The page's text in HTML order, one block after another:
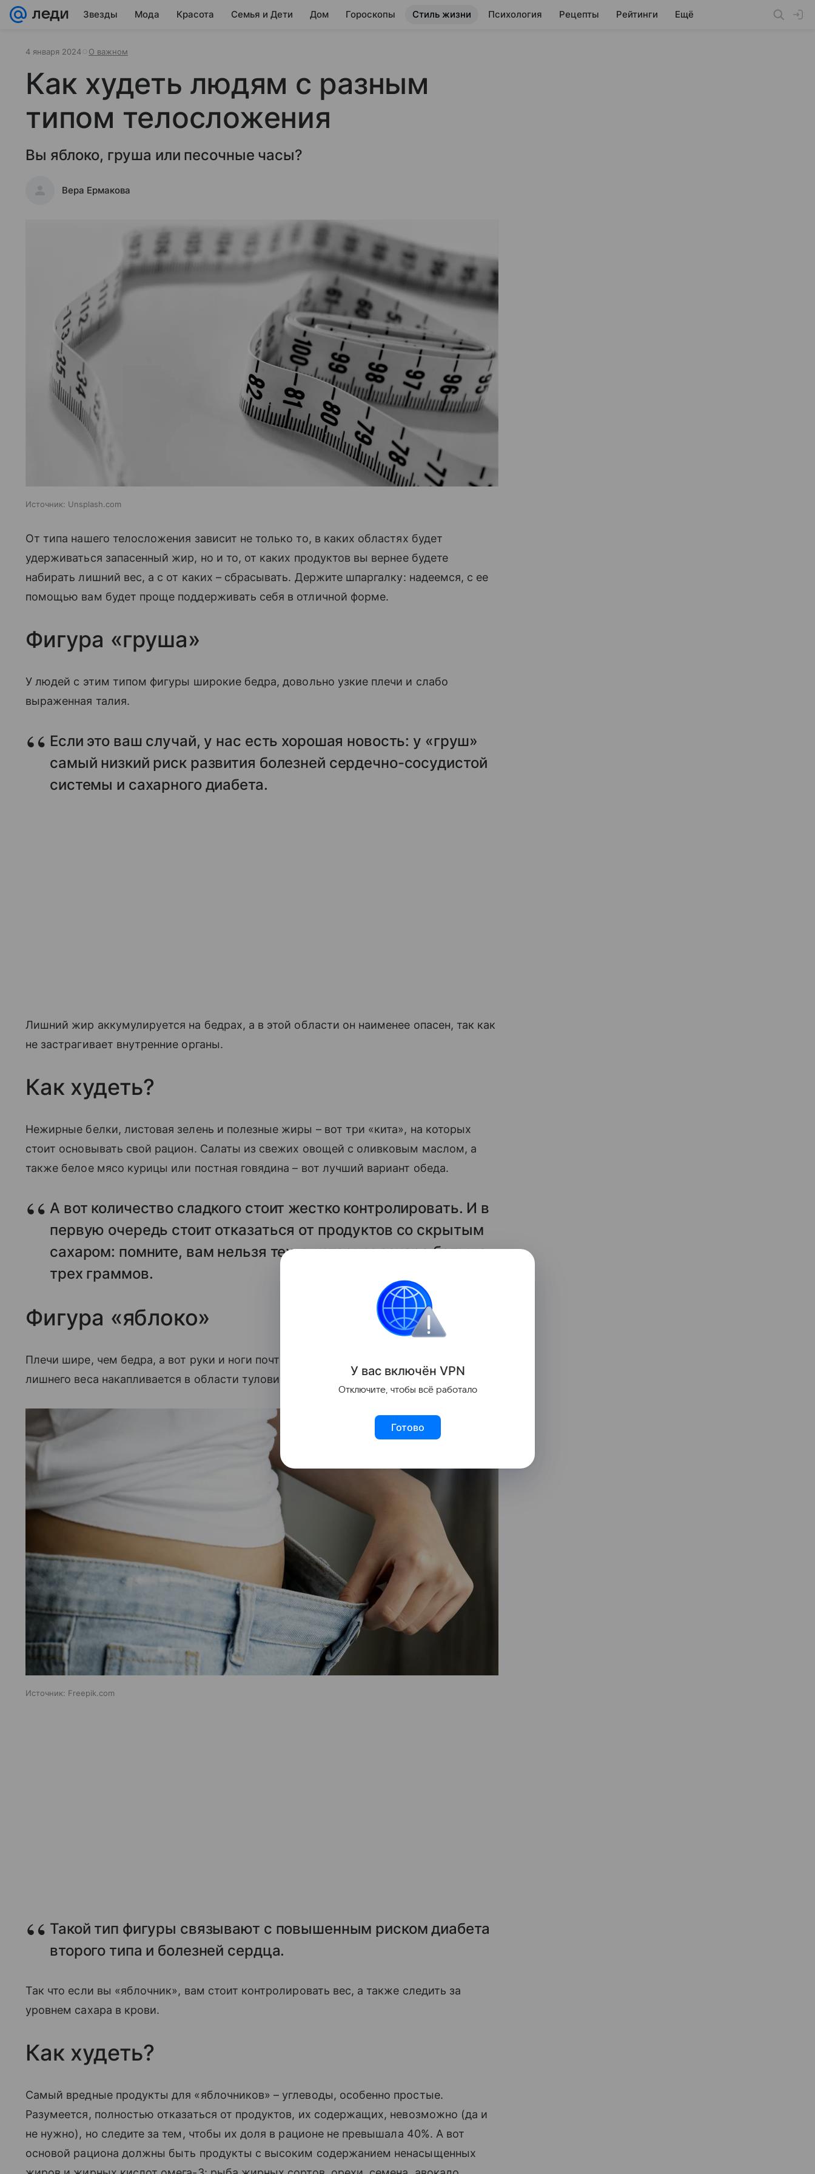
Звезды Мода Красота Семья и Дети Дом Гороскопы Стиль жизни Психология Рецепты Рейтинги Ещё
4 января 2024 О важном
Как худеть людям с разным
типом телосложения
Вы яблоко, груша или песочные часы?
Вера Ермакова
Источник: Unsplash.com
От типа нашего телосложения зависит не только то, в каких областях будет
удерживаться запасенный жир, но и то, от каких продуктов вы вернее будете
набирать лишний вес, а с от каких – сбрасывать. Держите шпаргалку: надеемся, с ее
помощью вам будет проще поддерживать себя в отличной форме.
Фигура «груша»
У людей с этим типом фигуры широкие бедра, довольно узкие плечи и слабо
выраженная талия.
Если это ваш случай, у нас есть хорошая новость: у «груш»
самый низкий риск развития болезней сердечно-сосудистой
системы и сахарного диабета.
Лишний жир аккумулируется на бедрах, а в этой области он наименее опасен, так как
не застрагивает внутренние органы.
Как худеть?
Нежирные белки, листовая зелень и полезные жиры – вот три «кита», на которых
стоит основывать свой рацион. Салаты из свежих овощей с оливковым маслом, а
также белое мясо курицы или постная говядина – вот лучший вариант обеда.
А вот количество сладкого стоит жестко контролировать. И в
первую очередь стоит отказаться от продуктов со скрытым
сахаром: помните, вам нельзя тех, в которым сахара больше
трех граммов.
Фигура «яблоко»
Плечи шире, чем бедра, а вот руки и ноги почти не накапливают жир. Основная часть
лишнего веса накапливается в области туловища, в первую очередь – на животе.
Источник: Freepik.com
Такой тип фигуры связывают с повышенным риском диабета
второго типа и болезней сердца.
Так что если вы «яблочник», вам стоит контролировать вес, а также следить за
уровнем сахара в крови.
Как худеть?
Самый вредные продукты для «яблочников» – углеводы, особенно простые.
Разумеется, полностью отказаться от продуктов, их содержащих, невозможно (да и
не нужно), но следите за тем, чтобы их доля в рационе не превышала 40%. А вот
основой рациона должны быть продукты с высоким содержанием ненасыщенных
У вас включён VPN
Отключите, чтобы всё работало
Готово